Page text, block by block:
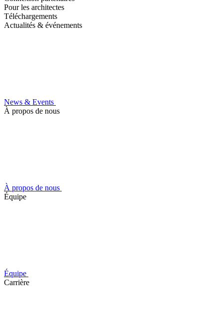
Pour les architectes
Téléchargements
Actualités & événements
News & Events
À propos de nous
À propos de nous
Équipe
Équipe
Carrière